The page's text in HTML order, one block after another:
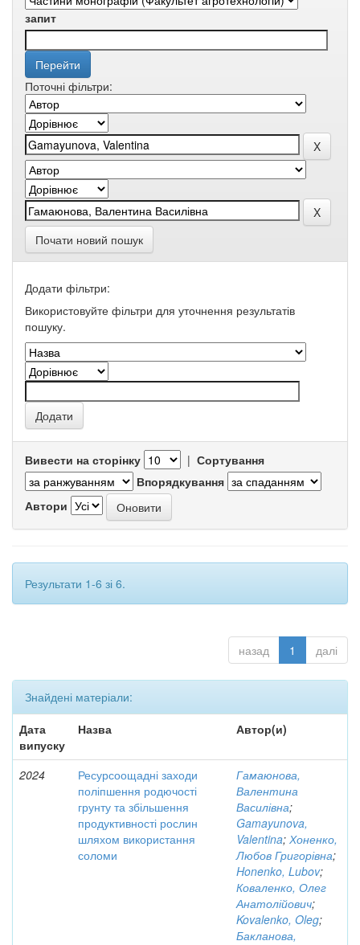
запит
Поточні фільтри:
Почати новий пошук
Додати фільтри:
Використовуйте фільтри для уточнення результатів
пошуку.
Вивести на сторінку | Сортування
Впорядкування
Автори
Результати 1-6 зі 6.
назад 1 далі
Знайдені матеріали:
Дата
випуску
Назва Автор(и)
2024
Ресурсоощадні заходи
поліпшення родючості
грунту та збільшення
продуктивності рослин
шляхом використання
соломи
Гамаюнова,
Валентина
Василівна;
Gamayunova,
Valentina; Хоненко,
Любов Григорівна;
Honenko, Lubov;
Коваленко, Олег
Анатолійович;
Kovalenko, Oleg;
Бакланова,